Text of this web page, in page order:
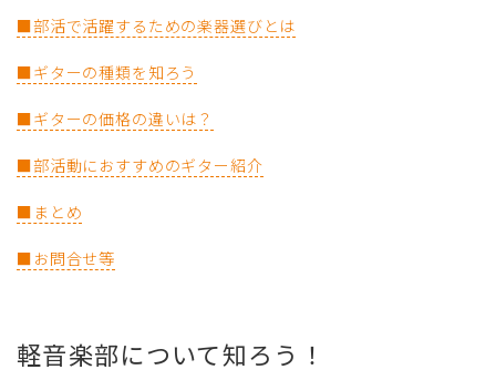
■部活で活躍するための楽器選びとは
■ギターの種類を知ろう
■ギターの価格の違いは？
■部活動におすすめのギター紹介
■まとめ
■お問合せ等
軽音楽部について知ろう！